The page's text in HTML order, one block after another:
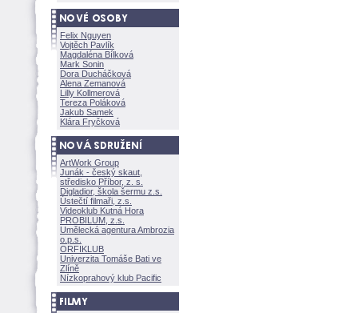
Felix Nguyen
Vojtěch Pavlík
Magdaléna Bílkov
Mark Sonin
Dora Ducháčkov
Alena Zemanov
Lilly Kollmerov
Tereza Polákov
Jakub Samek
Klára Fryčkov
ArtWork Group
Junák - český skaut,
středisko Příbor, z. s.
Digladior, škola šermu z.s.
Ústečtí filmaři, z.s.
Videoklub Kutná Hora
PROBILUM, z.s.
Umělecká agentura Ambrozia
o.p.s.
ORFIKLUB
Univerzita Tomáše Bati ve
Zlíně
Nízkoprahový klub Pacific